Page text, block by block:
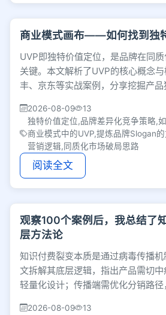
商业模式画布——如何找到独
UVP即独特价值定位，是品牌在同
关键。本文解析了UVP的核心概念
丰、京东等实战案例，分享挖掘产
2026-08-09
13
独特价值定位,品牌差异化竞争策略,
商业模式中的UVP,提炼品牌Slogan
营销逻辑,同质化市场破局思路
阅读全文
观察100个案例后，我总结了
层方法论
知识付费裂变本质是通过病毒传播
文拆解其底层逻辑，指出产品需切
轻量化设计；传播端需优化分销路
2026-08-09
13